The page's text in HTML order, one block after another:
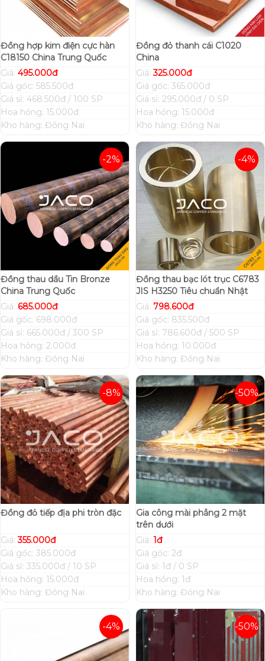
Đồng hợp kim điện cực hàn
C18150 China Trung Quốc
Giá: 495.000đ
Giá gốc: 585.500đ
Giá sỉ: 468.500đ / 100 SP
Hoa hồng: 15.000đ
Kho hàng: Đồng Nai
Đồng đỏ thanh cái C1020
China
Giá:325.000đ
Giá gốc: 365.000đ
Giá sỉ: 295.000đ / 0 SP
Hoa hồng: 15.000đ
Kho hàng: Đồng Nai
-2%
Đồng thau dầu Tin Bronze
China Trung Quốc
Giá: 685.000đ
Giá gốc: 698.000đ
Giá sỉ: 665.000đ / 300 SP
Hoa hồng: 2.000đ
Kho hàng: Đồng Nai
-4%
Đồng thau bạc lót trục C6783
JIS H3250 Tiêu chuẩn Nhật
Giá: 798.600đ
Giá gốc: 835.500đ
Giá sỉ: 786.600đ / 500 SP
Hoa hồng: 10.000đ
Kho hàng: Đồng Nai
-8%
Đồng đỏ tiếp địa phi tròn đặc
Giá:355.000đ
Giá gốc: 385.000đ
Giá sỉ: 335.000đ / 10 SP
Hoa hồng: 15.000đ
Kho hàng: Đồng Nai
-50%
Gia công mài phẳng 2 mặt
trên dưới
Giá: 1đ
Giá gốc: 2đ
Giá sỉ: 1đ / 0 SP
Hoa hồng: 1đ
Kho hàng: Đồng Nai
-4% -50%